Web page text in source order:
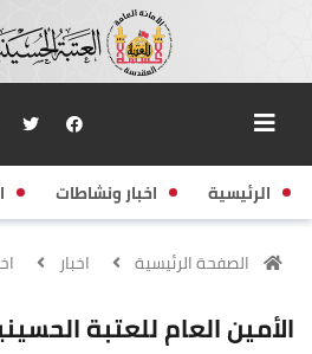
الرئيسية اخبار ونشاطات
الصفحة الرئيسية اخبار